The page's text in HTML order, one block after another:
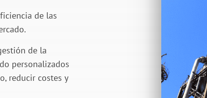
de las
de la
personalizados
reducir costes y